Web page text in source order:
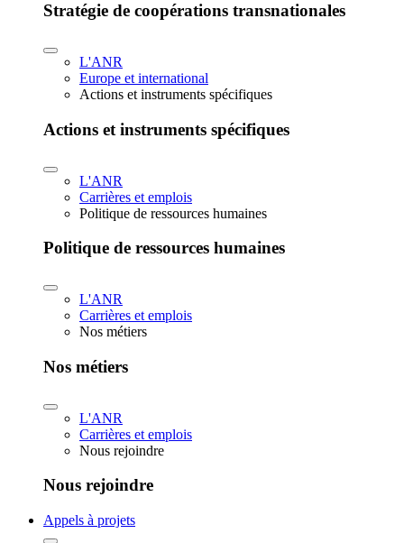
Stratégie de coopérations transnationales
L'ANR
Europe et international
Actions et instruments spécifiques
Actions et instruments spécifiques
L'ANR
Carrières et emplois
Politique de ressources humaines
Politique de ressources humaines
L'ANR
Carrières et emplois
Nos métiers
Nos métiers
L'ANR
Carrières et emplois
Nous rejoindre
Nous rejoindre
Appels à projets